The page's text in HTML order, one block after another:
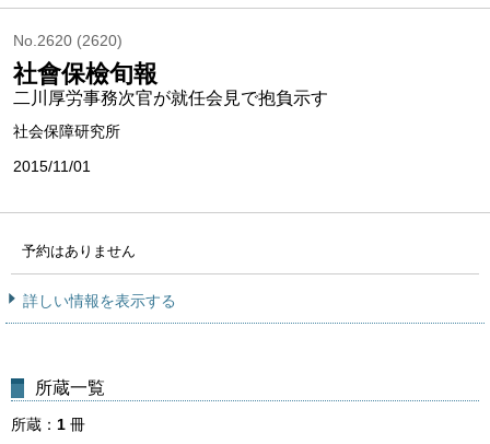
No.2620 (2620)
社會保檢旬報
二川厚労事務次官が就任会見で抱負示す
社会保障研究所
2015/11/01
予約はありません
詳しい情報を表示する
所蔵一覧
所蔵 1 冊